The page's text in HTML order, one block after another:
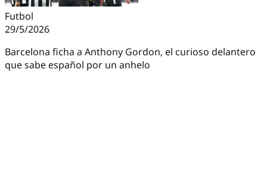
Futbol
29/5/2026
Barcelona ficha a Anthony Gordon, el curioso delantero
que sabe español por un anhelo